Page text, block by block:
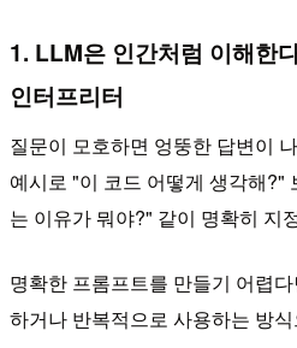
1. LLM은 인간처럼 이해한
인터프리터
질문이 모호하면 엉뚱한 답변이
예시로 "이 코드 어떻게 생각해?"
는 이유가 뭐야?" 같이 명확히 지
명확한 프롬프트를 만들기 어렵
하거나 반복적으로 사용하는 방